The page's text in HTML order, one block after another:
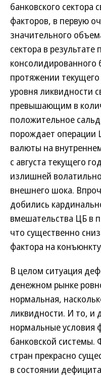
банковского сектора
факторов, в первую
значительного
сектора в
протяжении
уровня ликвидности
превышающим в
положительное
порождает операции
валюты на
с августа текущего
излишней
внешнего шока.
добились
вмешательства ЦБ в
что существенно
фактора на
В целом ситуация
денежном рынке
нормальная,
ликвидности. И то,
нормальные условия
банковской
стран прекрасно
в состоянии